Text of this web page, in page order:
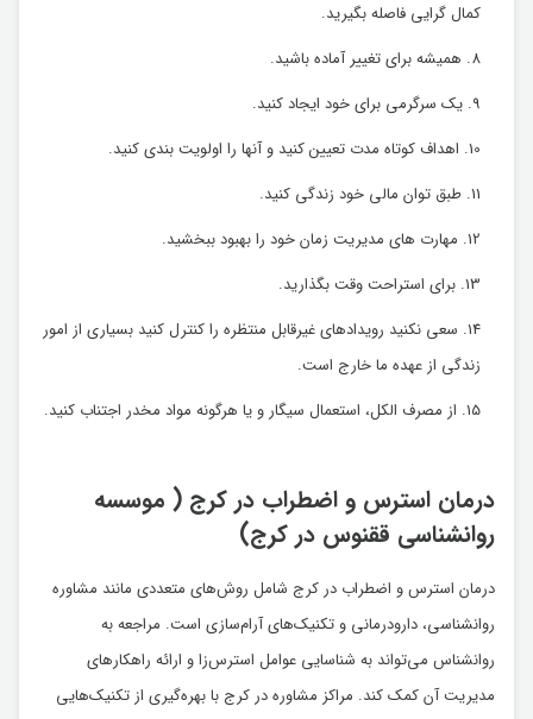
کمال گرایی فاصله بگیرید.
همیشه برای تغییر آماده باشید.
یک سرگرمی برای خود ایجاد کنید.
اهداف کوتاه مدت تعیین کنید و آنها را اولویت بندی کنید.
طبق توان مالی خود زندگی کنید.
مهارت های مدیریت زمان خود را بهبود ببخشید.
برای استراحت وقت بگذارید.
سعی نکنید رویدادهای غیرقابل منتظره را کنترل کنید بسیاری از امور
زندگی از عهده ما خارج است.
از مصرف الکل، استعمال سیگار و یا هرگونه مواد مخدر اجتناب کنید.
درمان استرس و اضطراب در کرج ( موسسه
روانشناسی ققنوس در کرج)
درمان استرس و اضطراب در کرج شامل روش‌های متعددی مانند مشاوره
روانشناسی، دارودرمانی و تکنیک‌های آرام‌سازی است. مراجعه به
روانشناس می‌تواند به شناسایی عوامل استرس‌زا و ارائه راهکارهای
مدیریت آن کمک کند. مراکز مشاوره در کرج با بهره‌گیری از تکنیک‌هایی